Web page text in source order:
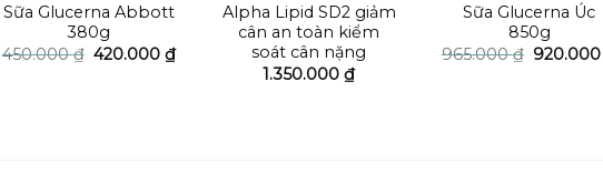
Sữa Glucerna Abbott
380g
450.000₫ Giá
420.000 ₫Giá
hiện
Alpha Lipid SD2 giảm
cân an toàn kiểm
soát cân nặng
1.350.000₫
Sữa Glucerna Úc
850g
965.000₫ Giá